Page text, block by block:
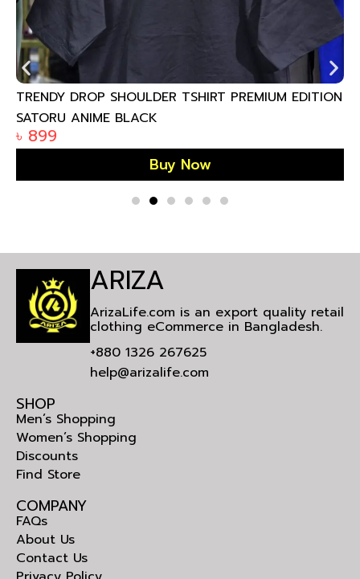
TRENDY DROP SHOULDER TSHIRT PREMIUM EDITION
SATORU ANIME BLACK
৳ 899
Buy Now
ARIZA
ArizaLife.com is an export quality retail
clothing eCommerce in Bangladesh.
+880 1326 267625
help@arizalife.com
SHOP
Men’s Shopping
Women’s Shopping
Discounts
Find Store
COMPANY
FAQs
About Us
Contact Us